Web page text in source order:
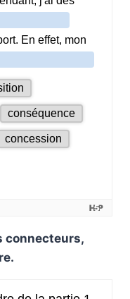
connecteurs,